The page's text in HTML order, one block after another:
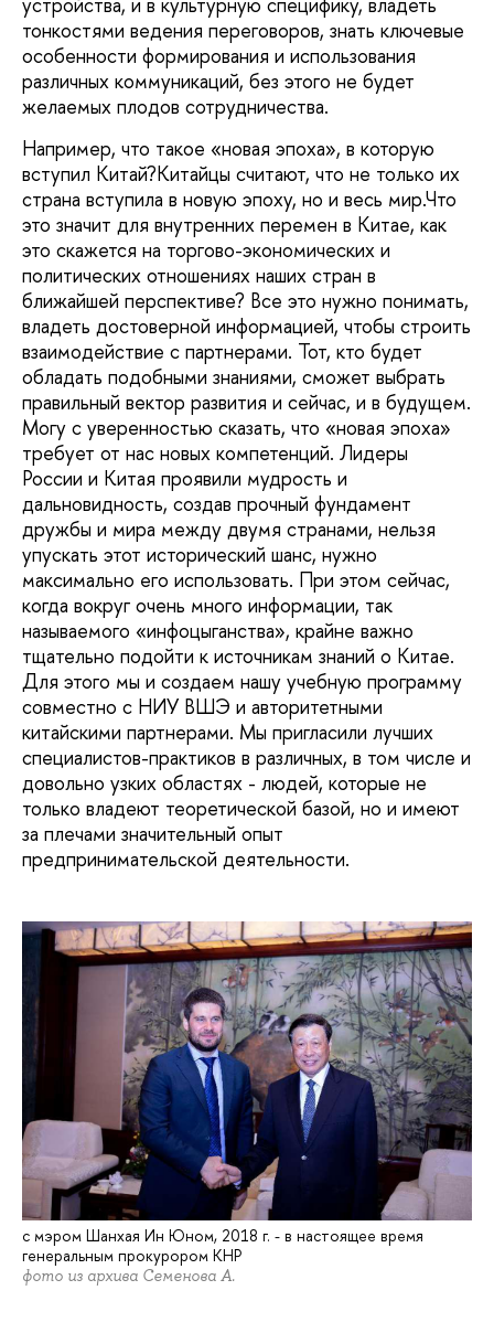
тонкостями ведения переговоров, знать ключевые
особенности формирования и использования
различных коммуникаций, без этого не будет
желаемых плодов сотрудничества.
Например, что такое «новая эпоха», в которую
вступил Китай?Китайцы считают, что не только их
страна вступила в новую эпоху, но и весь мир.Что
это значит для внутренних перемен в Китае, как
это скажется на торгово-экономических и
политических отношениях наших стран в
ближайшей перспективе? Все это нужно понимать,
владеть достоверной информацией, чтобы строить
взаимодействие с партнерами. Тот, кто будет
обладать подобными знаниями, сможет выбрать
правильный вектор развития и сейчас, и в будущем.
Могу с уверенностью сказать, что «новая эпоха»
требует от нас новых компетенций. Лидеры
России и Китая проявили мудрость и
дальновидность, создав прочный фундамент
дружбы и мира между двумя странами, нельзя
упускать этот исторический шанс, нужно
максимально его использовать. При этом сейчас,
когда вокруг очень много информации, так
называемого «инфоцыганства», крайне важно
тщательно подойти к источникам знаний о Китае.
Для этого мы и создаем нашу учебную программу
совместно с НИУ ВШЭ и авторитетными
китайскими партнерами. Мы пригласили лучших
специалистов-практиков в различных, в том числе и
довольно узких областях - людей, которые не
только владеют теоретической базой, но и имеют
за плечами значительный опыт
предпринимательской деятельности.
с мэром Шанхая Ин Юном, 2018 г. - в настоящее время
генеральным прокурором КНР
фото из архива Семенова А.